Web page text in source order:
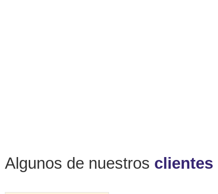
Algunos de nuestros clientes